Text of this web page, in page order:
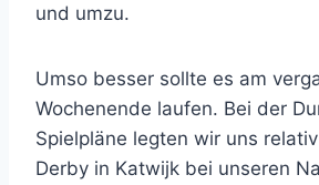
und umzu.
Umso besser sollte es am
Wochenende laufen. Bei der
Spielpläne legten wir uns
Derby in Katwijk bei unseren